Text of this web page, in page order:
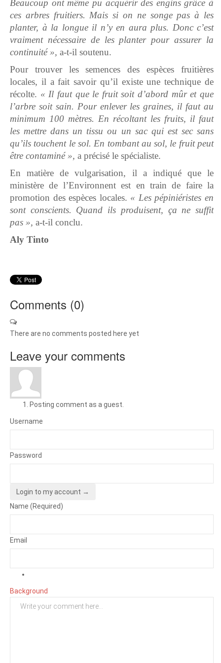
Beaucoup ont même pu acquérir des engins grâce à
ces arbres fruitiers. Mais si on ne songe pas à les
planter, à la longue il n’y en aura plus. Donc c’est
vraiment nécessaire de les planter pour assurer la
continuité », a-t-il soutenu.
Pour trouver les semences des espèces fruitières
locales, il a fait savoir qu’il existe une technique de
récolte. « Il faut que le fruit soit d’abord mûr et que
l’arbre soit sain. Pour enlever les graines, il faut au
minimum 100 mètres. En récoltant les fruits, il faut
les mettre dans un tissu ou un sac qui est sec sans
qu’ils touchent le sol. En tombant au sol, le fruit peut
être contaminé », a précisé le spécialiste.
En matière de vulgarisation, il a indiqué que le
ministère de l’Environnent est en train de faire la
promotion des espèces locales. « Les pépiniéristes en
sont conscients. Quand ils produisent, ça ne suffit
pas », a-t-il conclu.
Aly Tinto
Comments (0)
There are no comments posted here yet
Leave your comments
Posting comment as a guest.
Username
Password
Login to my account →
Name (Required)
Email
Background